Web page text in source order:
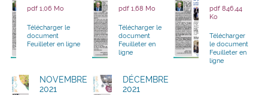
pdf 1,06 Mo
Télécharger le
document
Feuilleter en ligne
pdf 1,68 Mo
Télécharger le
document
Feuilleter en
ligne
pdf 846,44
Ko
Télécharger
le document
Feuilleter en
ligne
NOVEMBRE
2021
DÉCEMBRE
2021